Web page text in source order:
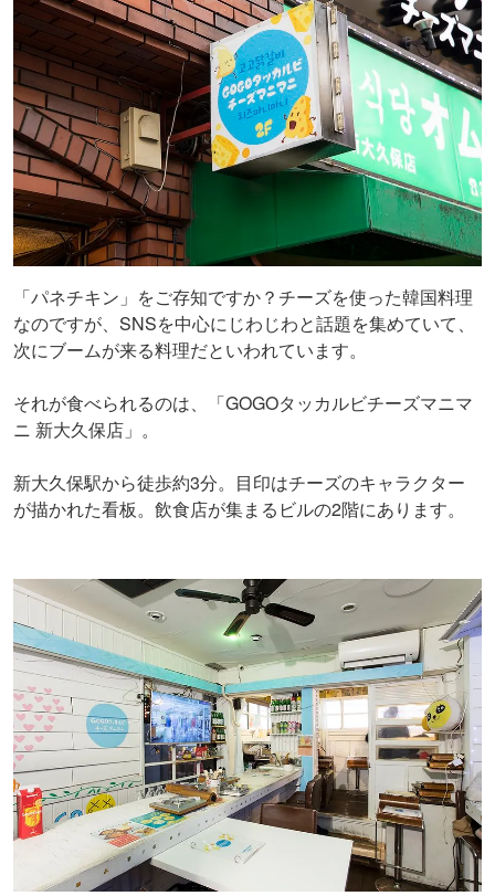
「パネチキン」をご存知ですか？チーズを使った韓国料理
なのですが、SNSを中心にじわじわと話題を集めていて、
次にブームが来る料理だといわれています。
それが食べられるのは、「GOGOタッカルビチーズマニマ
ニ 新大久保店」。
新大久保駅から徒歩約3分。目印はチーズのキャラクター
が描かれた看板。飲食店が集まるビルの2階にあります。